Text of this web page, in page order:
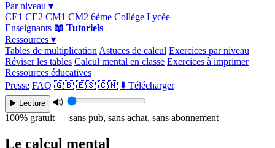
Par niveau ▾
CE1 CE2 CM1 CM2 6ème Collège Lycée
Enseignants 📖 Tutoriels
Ressources ▾
Tables de multiplication Astuces de calcul Exercices par niveau
Réviser les tables Calcul mental en classe Exercices à imprimer
Ressources éducatives
Presse FAQ 🇬🇧 🇪🇸 🇨🇳 ⬇️ Télécharger
▶️ Lecture
🔊
100% gratuit — sans pub, sans achat, sans abonnement
Le calcul mental